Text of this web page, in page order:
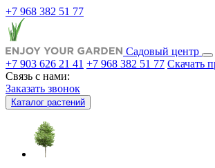
+7 968 382 51 77
Садовый центр
+7 903 626 21 41 +7 968 382 51 77 Скачать
Связь с нами:
Заказать звонок
Каталог растений